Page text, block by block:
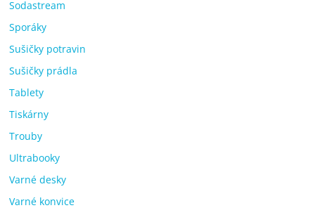
Sodastream
Sporáky
Sušičky potravin
Sušičky prádla
Tablety
Tiskárny
Trouby
Ultrabooky
Varné desky
Varné konvice